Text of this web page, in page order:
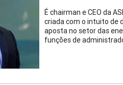
É chairman e CEO da
criada com o intuito de
aposta no setor das
funções de